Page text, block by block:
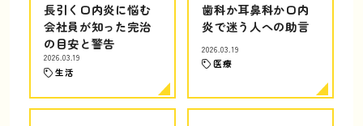
長引く口内炎に悩む
会社員が知った完治
の目安と警告
2026.03.19
生活
歯科か耳鼻科か口内
炎で迷う人への助言
2026.03.19
医療